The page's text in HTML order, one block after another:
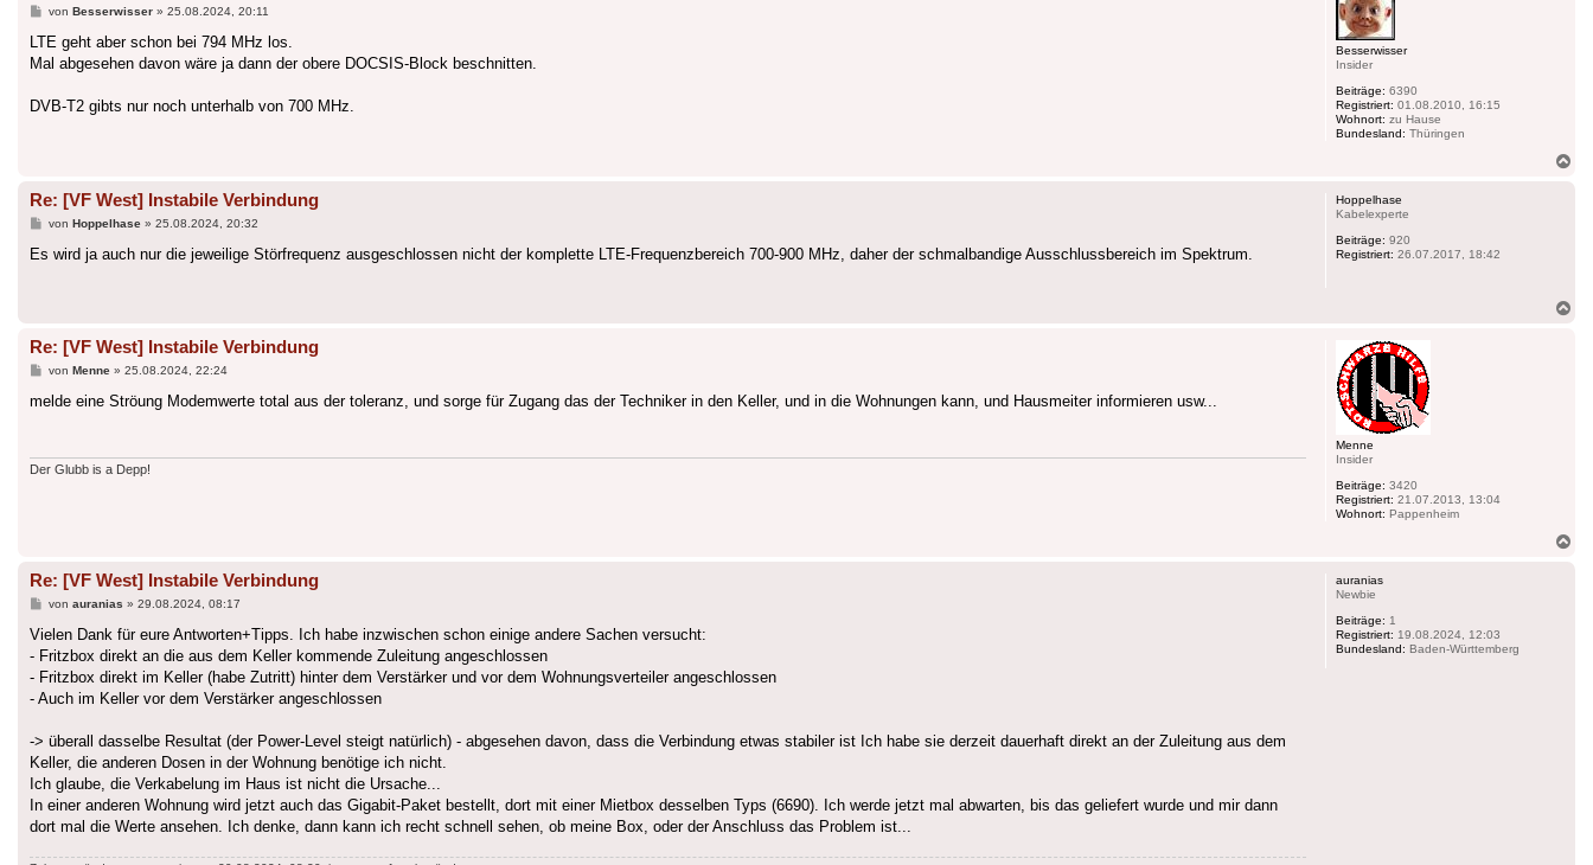
Besserwisser
Insider
Beiträge: 6390
Registriert: 01.08.2010, 16:15
Wohnort: zu Hause
Bundesland: Thüringen
Beitrag
von Besserwisser» 25.08.2024, 20:11
LTE geht aber schon bei 794 MHz los.
Mal abgesehen davon wäre ja dann der obere DOCSIS-Block beschnitten.
DVB-T2 gibts nur noch unterhalb von 700 MHz.
Hoppelhase
Kabelexperte
Beiträge: 920
Registriert: 26.07.2017, 18:42
Re: [VF West] Instabile Verbindung
Beitrag
von Hoppelhase» 25.08.2024, 20:32
Es wird ja auch nur die jeweilige Störfrequenz ausgeschlossen nicht der komplette LTE-Frequenzbereich 700-900 MHz, daher der schmalbandige Ausschlussbereich im Spektrum.
Menne
Insider
Beiträge: 3420
Registriert: 21.07.2013, 13:04
Wohnort: Pappenheim
Re: [VF West] Instabile Verbindung
Beitrag
von Menne» 25.08.2024, 22:24
melde eine Ströung Modemwerte total aus der toleranz, und sorge für Zugang das der Techniker in den Keller, und in die Wohnungen kann, und Hausmeiter informieren usw...
Der Glubb is a Depp!
auranias
Newbie
Beiträge: 1
Registriert: 19.08.2024, 12:03
Bundesland: Baden-Württemberg
Re: [VF West] Instabile Verbindung
Beitrag
von auranias » 29.08.2024, 08:17
Vielen Dank für eure Antworten+Tipps. Ich habe inzwischen schon einige andere Sachen versucht:
- Fritzbox direkt an die aus dem Keller kommende Zuleitung angeschlossen
- Fritzbox direkt im Keller (habe Zutritt) hinter dem Verstärker und vor dem Wohnungsverteiler angeschlossen
- Auch im Keller vor dem Verstärker angeschlossen
-> überall dasselbe Resultat (der Power-Level steigt natürlich) - abgesehen davon, dass die Verbindung etwas stabiler ist Ich habe sie derzeit dauerhaft direkt an der Zuleitung aus dem
Keller, die anderen Dosen in der Wohnung benötige ich nicht.
Ich glaube, die Verkabelung im Haus ist nicht die Ursache...
In einer anderen Wohnung wird jetzt auch das Gigabit-Paket bestellt, dort mit einer Mietbox desselben Typs (6690). Ich werde jetzt mal abwarten, bis das geliefert wurde und mir dann
dort mal die Werte ansehen. Ich denke, dann kann ich recht schnell sehen, ob meine Box, oder der Anschluss das Problem ist...